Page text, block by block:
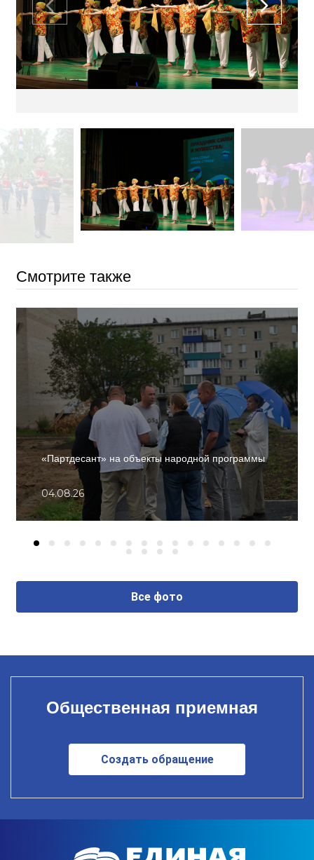
Смотрите также
«Партдесант» на объекты народной программы
04.08.26
Все фото
Общественная приемная
Создать обращение